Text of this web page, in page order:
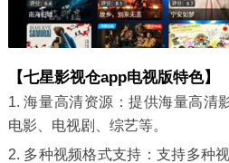
【七星影视仓app电视版特色】
1. 海量高清资源：提供海量高清
电影、电视剧、综艺等。
2. 多种视频格式支持：支持多种